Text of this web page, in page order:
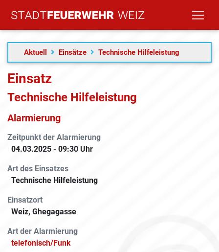
Aktuell Einsätze Technische Hilfeleistung
Einsatz
Technische Hilfeleistung
Alarmierung
Zeitpunkt der Alarmierung
04.03.2025 - 09:30 Uhr
Art des Einsatzes
Technische Hilfeleistung
Einsatzort
Weiz, Ghegagasse
Art der Alarmierung
telefonisch/Funk